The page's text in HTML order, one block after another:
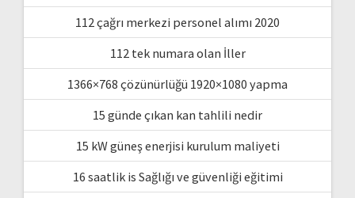
112 çağrı merkezi personel alımı 2020
112 tek numara olan İller
1366×768 çözünürlüğü 1920×1080 yapma
15 günde çıkan kan tahlili nedir
15 kW güneş enerjisi kurulum maliyeti
16 saatlik is Sağlığı ve güvenliği eğitimi